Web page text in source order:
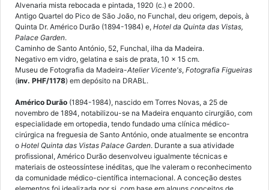
Alvenaria mista rebocada e pintada, 1920 (c.) e 2000.
Antigo Quartel do Pico de São João, no Funchal, deu origem, depois, à
Quinta Dr. Américo Durão (1894-1984) e, Hotel da Quinta das Vistas,
Palace Garden.
Caminho de Santo António, 52, Funchal, ilha da Madeira.
Negativo em vidro, gelatina e sais de prata, 10 x 15 cm.
Museu de Fotografia da Madeira-Atelier Vicente's, Fotografia Figueiras
(inv. PHF/1178) em depósito na DRABL.
Américo Durão (1894-1984), nascido em Torres Novas, a 25 de
novembro de 1894, notabilizou-se na Madeira enquanto cirurgião, com
especialidade em ortopedia, tendo fundado uma clínica médico-
cirúrgica na freguesia de Santo António, onde atualmente se encontra
o Hotel Quinta das Vistas Palace Garden. Durante a sua atividade
profissional, Américo Durão desenvolveu igualmente técnicas e
materiais de osteossíntese inéditas, que lhe valeram o reconhecimento
da comunidade médico-científica internacional. A conceção destes